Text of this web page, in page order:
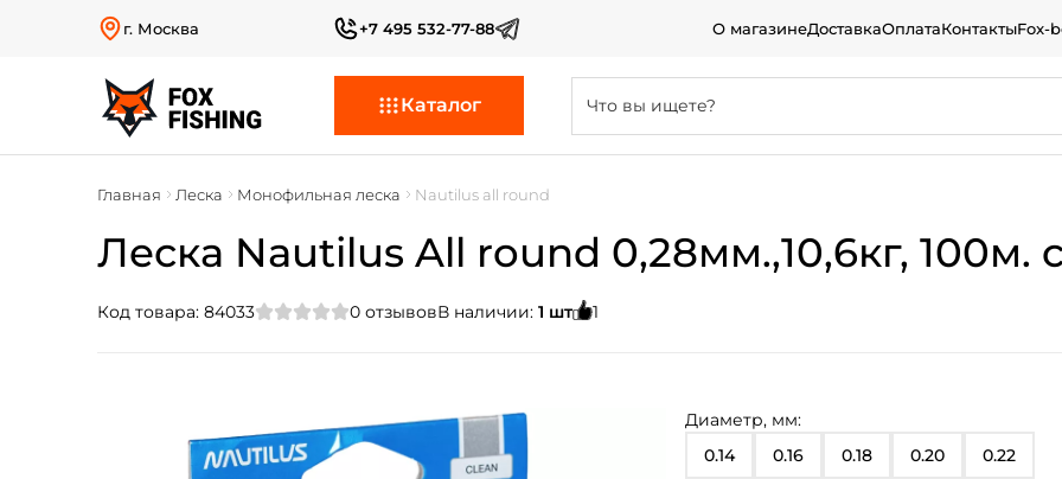
г. Москва +7 495 532-77-88 О магазинеДоставкаОплатаКонтактыFox-
Каталог
Главная Леска Монофильная леска Nautilus all round
Леска Nautilus All round 0,28мм.,10,6кг, 100м.
Код товара: 84033 0 отзывовВ наличии: 1 шт 1
Диаметр, мм:
0.14
0.16 0.18 0.20 0.22